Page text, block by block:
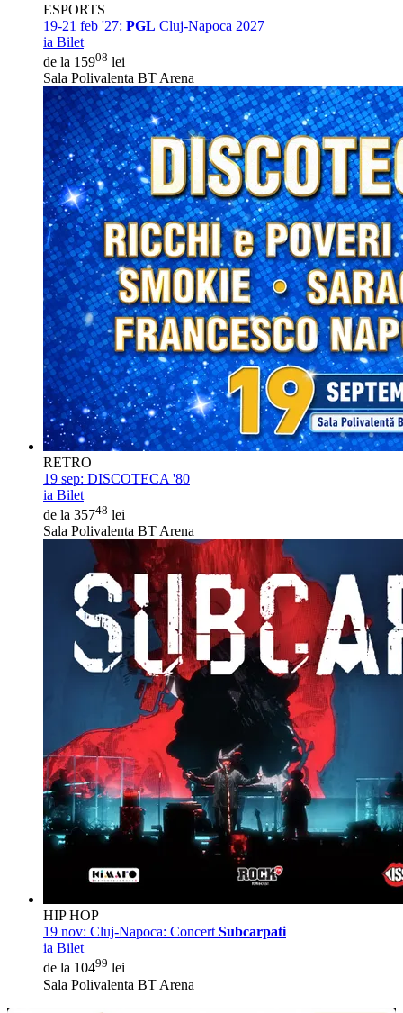
ESPORTS
19-21 feb '27: PGL Cluj-Napoca 2027
ia Bilet
de la 15908 lei
Sala Polivalenta BT Arena
RETRO
19 sep: DISCOTECA '80
ia Bilet
de la 35748 lei
Sala Polivalenta BT Arena
HIP HOP
19 nov: Cluj-Napoca: Concert Subcarpati
ia Bilet
de la 10499 lei
Sala Polivalenta BT Arena